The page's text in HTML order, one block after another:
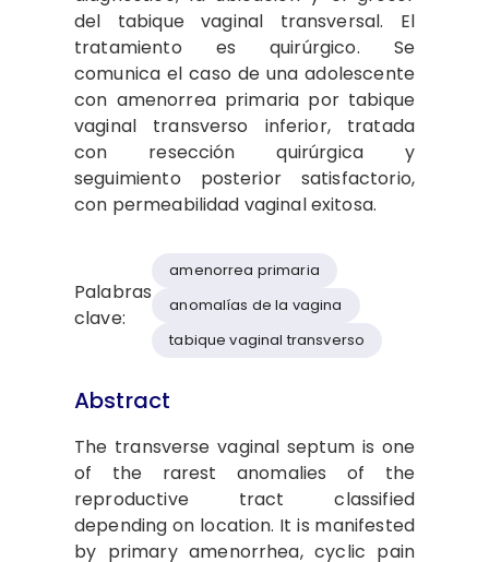
del tabique vaginal transversal. El
tratamiento es quirúrgico. Se
comunica el caso de una adolescente
con amenorrea primaria por tabique
vaginal transverso inferior, tratada
con resección quirúrgica y
seguimiento posterior satisfactorio,
con permeabilidad vaginal exitosa.
Palabras
clave:
amenorrea primaria
anomalías de la vagina
tabique vaginal transverso
Abstract
The transverse vaginal septum is one
of the rarest anomalies of the
reproductive tract classified
depending on location. It is manifested
by primary amenorrhea, cyclic pain